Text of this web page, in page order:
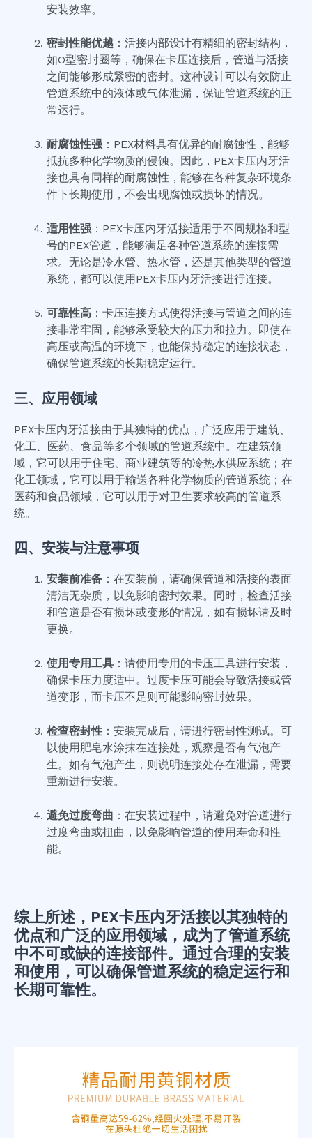
安装效率。
密封性能优越：活接内部设计有精细的密封结构，
如O型密封圈等，确保在卡压连接后，管道与活接
之间能够形成紧密的密封。这种设计可以有效防止
管道系统中的液体或气体泄漏，保证管道系统的正
常运行。
耐腐蚀性强：PEX材料具有优异的耐腐蚀性，能够
抵抗多种化学物质的侵蚀。因此，PEX卡压内牙活
接也具有同样的耐腐蚀性，能够在各种复杂环境条
件下长期使用，不会出现腐蚀或损坏的情况。
适用性强：PEX卡压内牙活接适用于不同规格和型
号的PEX管道，能够满足各种管道系统的连接需
求。无论是冷水管、热水管，还是其他类型的管道
系统，都可以使用PEX卡压内牙活接进行连接。
可靠性高：卡压连接方式使得活接与管道之间的连
接非常牢固，能够承受较大的压力和拉力。即使在
高压或高温的环境下，也能保持稳定的连接状态，
确保管道系统的长期稳定运行。
三、应用领域
PEX卡压内牙活接由于其独特的优点，广泛应用于建筑、
化工、医药、食品等多个领域的管道系统中。在建筑领
域，它可以用于住宅、商业建筑等的冷热水供应系统；在
化工领域，它可以用于输送各种化学物质的管道系统；在
医药和食品领域，它可以用于对卫生要求较高的管道系
统。
四、安装与注意事项
安装前准备：在安装前，请确保管道和活接的表面
清洁无杂质，以免影响密封效果。同时，检查活接
和管道是否有损坏或变形的情况，如有损坏请及时
更换。
使用专用工具：请使用专用的卡压工具进行安装，
确保卡压力度适中。过度卡压可能会导致活接或管
道变形，而卡压不足则可能影响密封效果。
检查密封性：安装完成后，请进行密封性测试。可
以使用肥皂水涂抹在连接处，观察是否有气泡产
生。如有气泡产生，则说明连接处存在泄漏，需要
重新进行安装。
避免过度弯曲 ：在安装过程中，请避免对管道进行
过度弯曲或扭曲，以免影响管道的使用寿命和性
能。
综上所述，PEX卡压内牙活接以其独特的
优点和广泛的应用领域，成为了管道系统
中不可或缺的连接部件。通过合理的安装
和使用，可以确保管道系统的稳定运行和
长期可靠性。